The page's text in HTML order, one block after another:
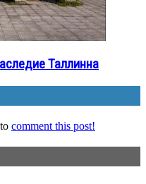
Таллинна
comment this post!